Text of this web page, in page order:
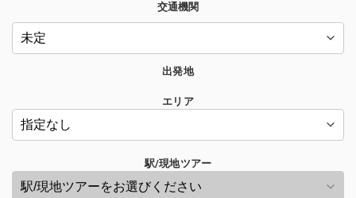
交通機関
出発地
エリア
駅/現地ツアー